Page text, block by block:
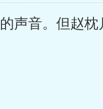
声音。但赵枕